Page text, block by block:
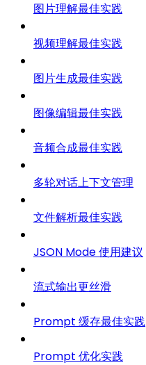
图片理解最佳实践
视频理解最佳实践
图片生成最佳实践
图像编辑最佳实践
音频合成最佳实践
多轮对话上下文管理
文件解析最佳实践
JSON Mode 使用建议
流式输出更丝滑
Prompt 缓存最佳实践
Prompt 优化实践